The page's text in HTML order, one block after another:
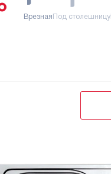
Врезная Под столешницу